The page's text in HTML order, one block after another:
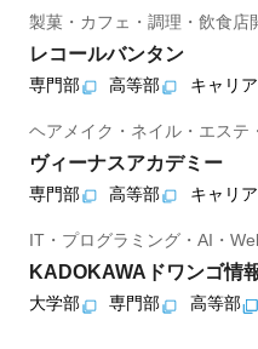
製菓・カフェ・調理・飲食店
レコールバンタン
専門部 高等部 キャリア
ヘアメイク・ネイル・エステ
ヴィーナスアカデミー
専門部 高等部 キャリア
IT・プログラミング・AI・
KADOKAWAドワンゴ情
大学部 専門部 高等部